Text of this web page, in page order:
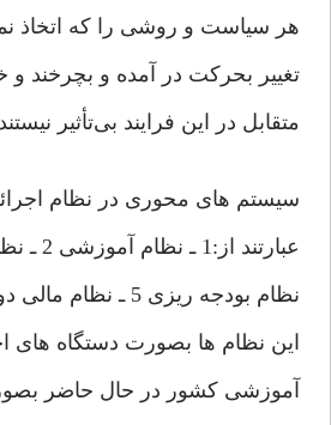
هر سياست و روشی‌ را كه اتخاذ
تغيير بحركت در آمده و بچرخند و
متقابل در اين فرايند بی‌تأثير
سيستم های‌ محوری‌ در نظام
عبارتند از:‌1 ـ نظام آموزشی‌ 2 ـ نظام اداری‌ و مديريت 3 ـ نظام برنامه ريزی‌ 4 ـ
نظام بودجه ريزی‌ 5 ـ‌ نظام مالی‌ دولتی‌ 6 ـ نظام تحقيقات و پژوهش های‌ علمی‌، كه
اين نظام ها بصورت دستگاه های‌
آموزشی‌ كشور در حال حاضر